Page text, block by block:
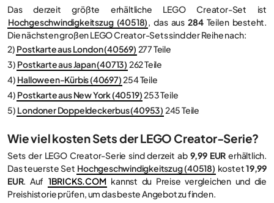
Das derzeit größte erhältliche LEGO Creator-Set ist
Hochgeschwindigkeitszug (40518), das aus284Teilen besteht.
Die nächsten großen LEGO Creator-Sets sind der Reihe nach:
2) Postkarte aus London (40569) 277 Teile
3) Postkarte aus Japan (40713) 262 Teile
4) Halloween-Kürbis (40697)254 Teile
4) Postkarte aus New York (40519)253 Teile
5) Londoner Doppeldeckerbus (40953) 245 Teile
Wie viel kosten Sets der LEGO Creator-Serie?
Sets der LEGO Creator-Serie sind derzeit ab 9,99 EUR erhältlich.
Das teuerste Set Hochgeschwindigkeitszug (40518) kostet19,99
EUR. Auf 1BRICKS.COM kannst du Preise vergleichen und die
Preishistorie prüfen, um das beste Angebot zu finden.